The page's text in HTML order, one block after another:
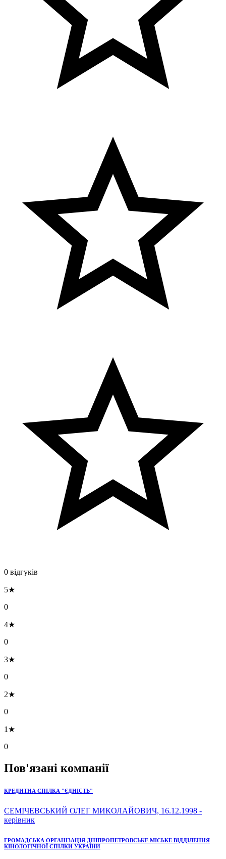
0 відгуків
5★
0
4★
0
3★
0
2★
0
1★
0
Пов'язані компанії
КРЕДИТНА СПІЛКА "ЄДНІСТЬ"
СЕМІЧЕВСЬКИЙ ОЛЕГ МИКОЛАЙОВИЧ, 16.12.1998 -
керівник
ГРОМАДСЬКА ОРГАНІЗАЦІЯ ДНІПРОПЕТРОВСЬКЕ МІСЬКЕ ВІДДІЛЕННЯ
КІНОЛОГІЧНОЇ СПІЛКИ УКРАЇНИ